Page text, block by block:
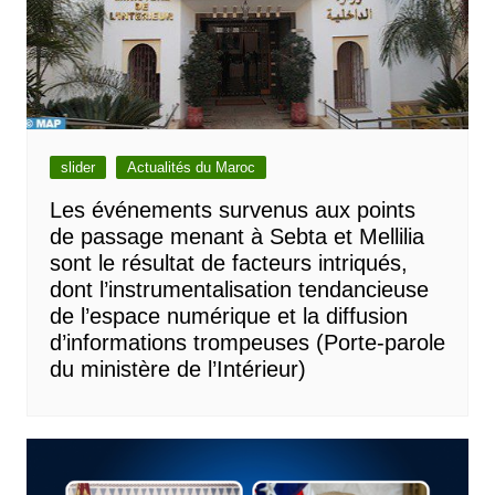
slider Actualités du Maroc
Les événements survenus aux points
de passage menant à Sebta et Mellilia
sont le résultat de facteurs intriqués,
dont l’instrumentalisation tendancieuse
de l’espace numérique et la diffusion
d’informations trompeuses (Porte-parole
du ministère de l’Intérieur)